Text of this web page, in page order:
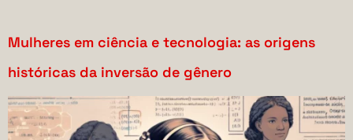
Mulheres em ciência e tecnologia: as origens
históricas da inversão de gênero